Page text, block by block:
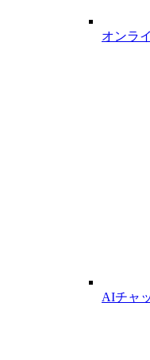
オンラ
AIチャ